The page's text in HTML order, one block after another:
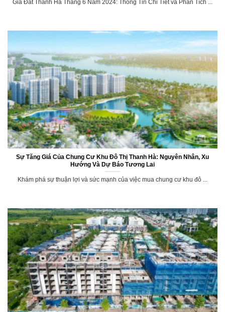
Giá Đất Thanh Hà Tháng 6 Năm 2024: Thông Tin Chi Tiết và Phân Tích ...
Sự Tăng Giá Của Chung Cư Khu Đô Thị Thanh Hà: Nguyên Nhân, Xu
Hướng Và Dự Báo Tương Lai
Khám phá sự thuận lợi và sức mạnh của việc mua chung cư khu đô ...